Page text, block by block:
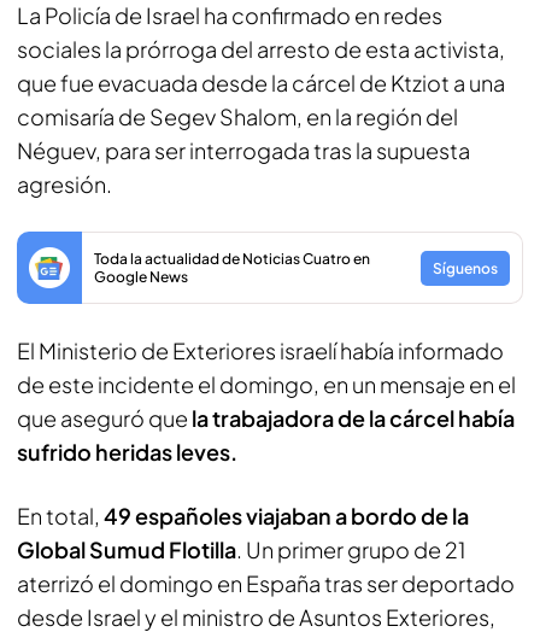
La Policía de Israel ha confirmado en redes
sociales la prórroga del arresto de esta activista,
que fue evacuada desde la cárcel de Ktziot a una
comisaría de Segev Shalom, en la región del
Néguev, para ser interrogada tras la supuesta
agresión.
Toda la actualidad de Noticias Cuatro en
Google News
Síguenos
El Ministerio de Exteriores israelí había informado
de este incidente el domingo, en un mensaje en el
que aseguró que la trabajadora de la cárcel había
sufrido heridas leves.
En total, 49 españoles viajaban a bordo de la
Global Sumud Flotilla. Un primer grupo de 21
aterrizó el domingo en España tras ser deportado
desde Israel y el ministro de Asuntos Exteriores,